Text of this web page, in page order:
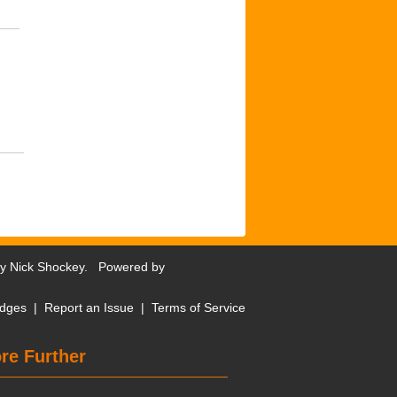
Nick Shockey. Powered by
| Report an Issue | Terms of Service
Further